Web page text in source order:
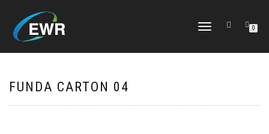
CAMBIAR
0
FUNDA CARTON 04